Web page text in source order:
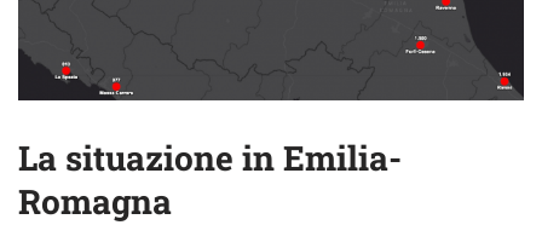
La situazione in Emilia-
Romagna